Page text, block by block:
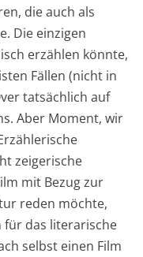
die auch als
Die einzigen
erzählen könnte,
Fällen (nicht in
tatsächlich auf
Aber Moment, wir
zeigerische
mit Bezug zur
reden möchte,
für das literarische
selbst einen Film